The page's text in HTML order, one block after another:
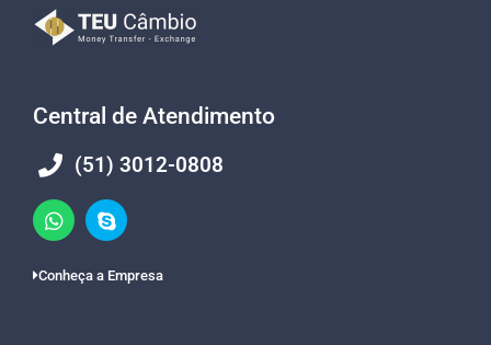
Central de Atendimento
(51) 3012-0808
Conheça a Empresa